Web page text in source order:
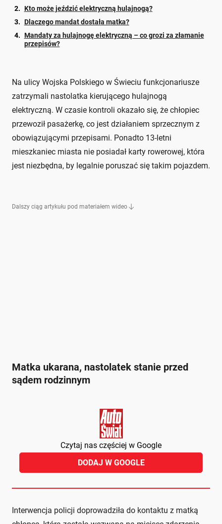
Kto może jeździć elektryczną hulajnogą?
Dlaczego mandat dostała matka?
Mandaty za hulajnogę elektryczną – co grozi za złamanie
przepisów?
Na ulicy Wojska Polskiego w Świeciu funkcjonariusze
zatrzymali nastolatka kierującego hulajnogą
elektryczną. W czasie kontroli okazało się, że chłopiec
przewoził pasażerkę, co jest działaniem sprzecznym z
obowiązującymi przepisami. Ponadto 13-letni
mieszkaniec miasta nie posiadał karty rowerowej, która
jest niezbędna, by legalnie poruszać się takim pojazdem.
Dalszy ciąg artykułu pod materiałem wideo
Matka ukarana, nastolatek stanie przed
sądem rodzinnym
Czytaj nas częściej w Google
DODAJ W GOOGLE
Interwencja policji doprowadziła do kontaktu z matką